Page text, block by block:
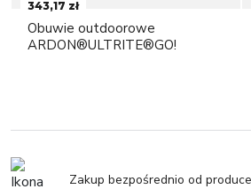
343,17 zł
Obuwie outdoorowe
ARDON®ULTRITE®GO!
Zakup bezpośrednio od